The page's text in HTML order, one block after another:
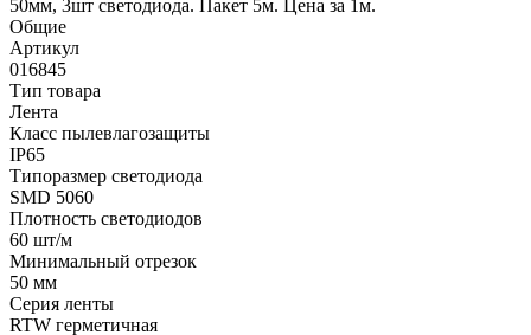
50мм, 3шт светодиода. Пакет 5м. Цена за 1м.
Общие
Артикул
016845
Тип товара
Лента
Класс пылевлагозащиты
IP65
Типоразмер светодиода
SMD 5060
Плотность светодиодов
60 шт/м
Минимальный отрезок
50 мм
Серия ленты
RTW герметичная